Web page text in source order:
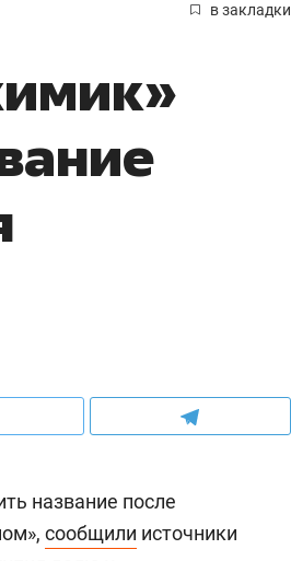
в закладки
название после
сообщили источники